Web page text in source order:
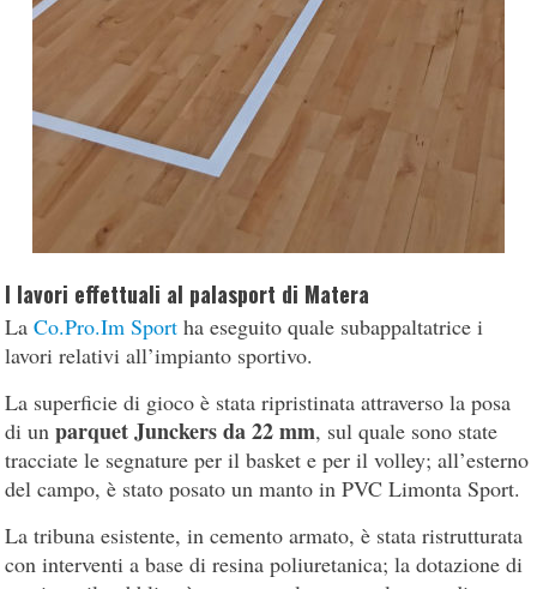
I lavori effettuali al palasport di Matera
LaCo.Pro.Im Sport ha eseguito quale subappaltatrice i
lavori relativi all’impianto sportivo.
La superficie di gioco è stata ripristinata attraverso la posa
di unparquet Junckers da 22 mm, sul quale sono state
tracciate le segnature per il basket e per il volley; all’esterno
del campo, è stato posato un manto in PVC Limonta Sport.
La tribuna esistente, in cemento armato, è stata ristrutturata
con interventi a base di resina poliuretanica; la dotazione di